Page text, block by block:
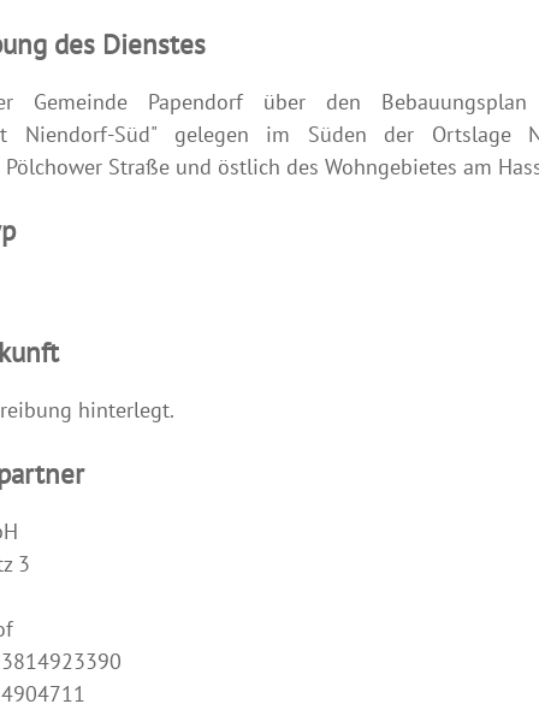
des Dienstes
Gemeinde Papendorf über den
Niendorf-Süd" gelegen im Süden der Ortslage
Straße und östlich des Wohngebietes am
hinterlegt.
3